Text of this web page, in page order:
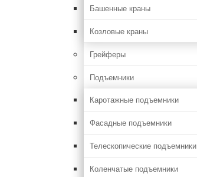
Башенные краны
Козловые краны
Грейферы
Подъемники
Каротажные подъемники
Фасадные подъемники
Телескопические подъемники
Коленчатые подъемники